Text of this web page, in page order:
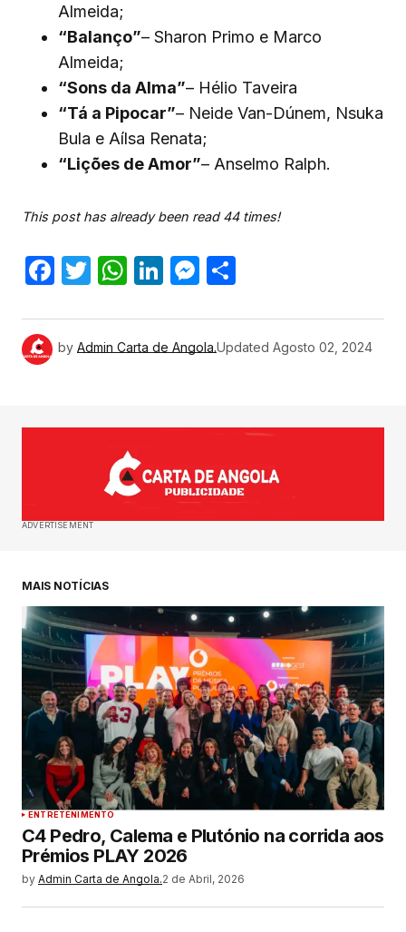
Almeida;
“Balanço”– Sharon Primo e Marco
Almeida;
“Sons da Alma”– Hélio Taveira
“Tá a Pipocar”– Neide Van-Dúnem, Nsuka
Bula e Aílsa Renata;
“Lições de Amor”– Anselmo Ralph.
This post has already been read 44 times!
Facebook
Twitter
WhatsApp
LinkedIn
Messenger
by Admin Carta de Angola.Updated Agosto 02, 2024
ADVERTISEMENT
MAIS NOTÍCIAS
ENTRETENIMENTO
C4 Pedro, Calema e Plutónio na corrida aos
Prémios PLAY 2026
by Admin Carta de Angola.2 de Abril, 2026